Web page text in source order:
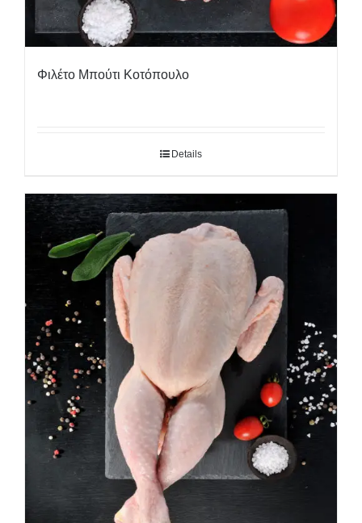
Φιλέτο Μπούτι Κοτόπουλο
Details